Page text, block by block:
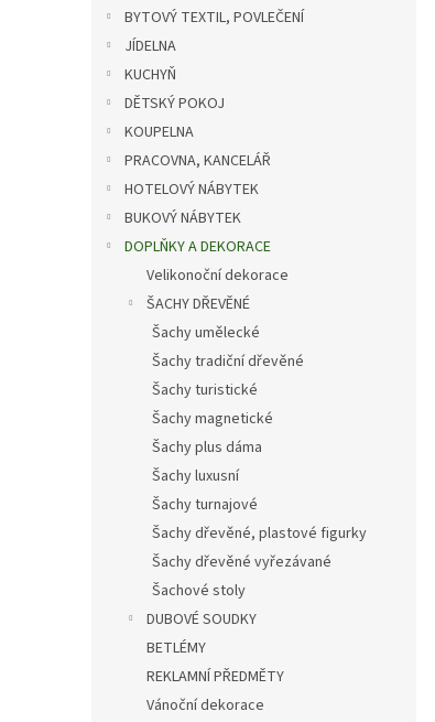
BYTOVÝ TEXTIL, POVLEČENÍ
JÍDELNA
KUCHYŇ
DĚTSKÝ POKOJ
KOUPELNA
PRACOVNA, KANCELÁŘ
HOTELOVÝ NÁBYTEK
BUKOVÝ NÁBYTEK
DOPLŇKY A DEKORACE
Velikonoční dekorace
ŠACHY DŘEVĚNÉ
Šachy umělecké
Šachy tradiční dřevěné
Šachy turistické
Šachy magnetické
Šachy plus dáma
Šachy luxusní
Šachy turnajové
Šachy dřevěné, plastové figurky
Šachy dřevěné vyřezávané
Šachové stoly
DUBOVÉ SOUDKY
BETLÉMY
REKLAMNÍ PŘEDMĚTY
Vánoční dekorace